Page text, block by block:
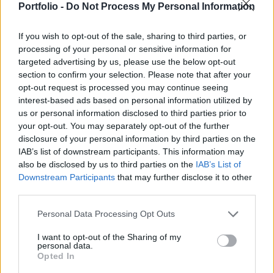
Portfolio - Do Not Process My Personal Information
If you wish to opt-out of the sale, sharing to third parties, or
processing of your personal or sensitive information for
targeted advertising by us, please use the below opt-out
section to confirm your selection. Please note that after your
opt-out request is processed you may continue seeing
interest-based ads based on personal information utilized by
us or personal information disclosed to third parties prior to
your opt-out. You may separately opt-out of the further
disclosure of your personal information by third parties on the
IAB’s list of downstream participants. This information may
also be disclosed by us to third parties on the IAB’s List of
Downstream Participants that may further disclose it to other
Personal Data Processing Opt Outs
I want to opt-out of the Sharing of my
personal data.
Opted In
2026. március 25. 11:52
Több mint 50 000 m2-nyi iroda- és logisztikai
terület üzemeltetésével bízta meg a Propx
létesítménygazdálkodó vállalatot a Martley
Capital Group nemzetközi ingatlanbefektetési
cég – írja közleményében a Propx. A
megállapodás keretében a Propx két hazai
irodaház és két logisztikai központ teljes körű
kiszolgálását végzi. Az ötéves vállalat ezzel a
megbízással közel 1 millió m2-re bővítette már
meglévő portfólióját.
Property Investment Forum 2026A hazai ingatlanpiac
alkalommal!Információ és jelentkezésGyálon a 17 500
négyzetméteres Akácliget Logisztikai központ, Dunakeszin